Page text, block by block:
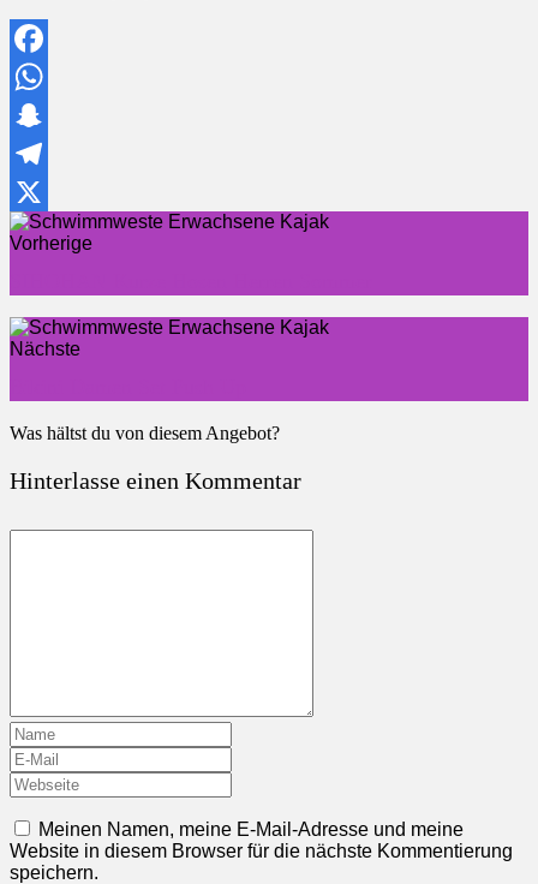
Facebook
WhatsApp
Snapchat
Telegram
X
Vorherige
Nächste
Was hältst du von diesem Angebot?
Hinterlasse einen Kommentar
Meinen Namen, meine E-Mail-Adresse und meine
Website in diesem Browser für die nächste Kommentierung
speichern.